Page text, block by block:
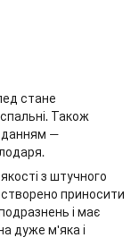
стане
Також
—
з штучного
створено приносити
і має
дуже м'яка і